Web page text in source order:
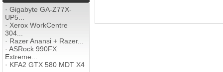
· Gigabyte GA-Z77X-
UP5...
· Xerox WorkCentre
304...
· Razer Anansi + Razer...
· ASRock 990FX
Extreme...
· KFA2 GTX 580 MDT X4